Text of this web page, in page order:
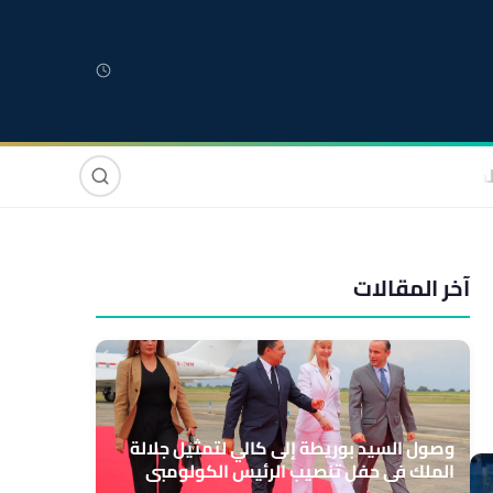
صوت وصورة
آخر المقالات
وصول السيد بوريطة إلى كالي لتمثيل جلالة
الملك في حفل تنصيب الرئيس الكولومبي